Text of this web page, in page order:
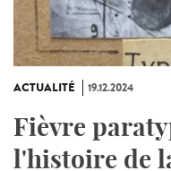
ACTUALITÉ 19.12.2024
Fièvre
l'histoire de